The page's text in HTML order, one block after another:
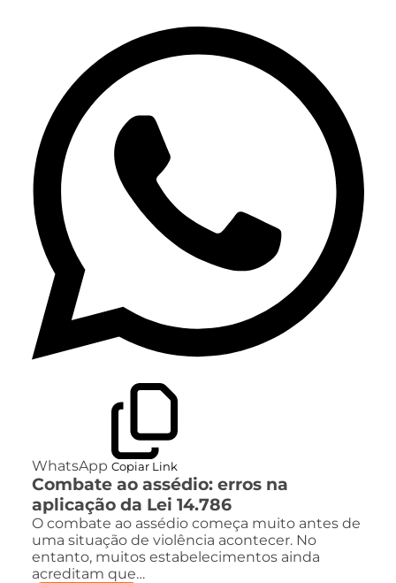
WhatsApp Copiar Link
Combate ao assédio: erros na
aplicação da Lei 14.786
O combate ao assédio começa muito antes de
uma situação de violência acontecer. No
entanto, muitos estabelecimentos ainda
acreditam que…